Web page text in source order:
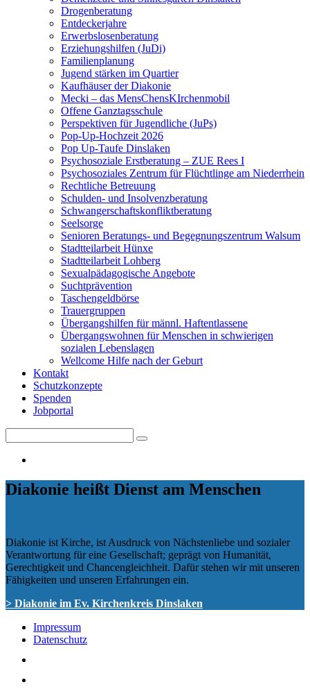
Drogenberatung
Entdeckerjahre
Erwerbslosenberatung
Erziehungshilfen (JuDi)
Familienplanung
Jugend stärken im Quartier
Kaufhäuser der Diakonie
Mecki – das MensChensKIrchenmobil
Offene Ganztagsschule
Perspektiven für Jugendliche (JuPs)
Pop-Up-Hochzeit 2026
Pop Up-Taufe Dinslaken
Psychosoziale Erstberatung – ZUE Rees I
Psychosoziales Zentrum für Flüchtlinge am Niederrhein
Rechtliche Betreuung
Schulden- und Insolvenzberatung
Schwangerschaftskonfliktberatung
Seelsorge
Senioren Beratungs- und Begegnungszentrum Walsum
Stadtteilarbeit Hünxe
Stadtteilarbeit Lohberg
Sexualpädagogische Angebote
Suchtprävention
Taschengeldbörse
Trauergruppen
Übergangshilfen für männl. Haftentlassene
Übergangswohnen für Menschen in schwierigen
sozialen Lebenslagen
Wellcome Hilfe nach der Geburt
Kontakt
Schutzkonzepte
Spenden
Jobportal
for:
Search
Diakonie heißt Dienst am Menschen
Diakonie ist Kirche, ist Ausdruck von Nächstenliebe und sozialer
Verantwortung für eine Gesellschaft; geprägt von Humanität,
Gerechtigkeit und Chancengleichheit. Dafür stehen wir mit unseren
Fähigkeiten und unseren Erfahrungen ein.
> Diakonie im Ev. Kirchenkreis Dinslaken
Impressum
Datenschutz